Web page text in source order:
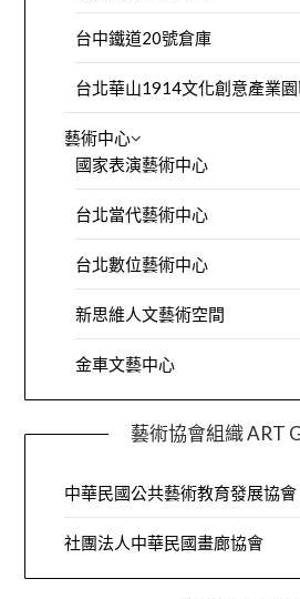
台中鐵道20號倉庫
台北華山1914文化創意產業園
藝術中心
國家表演藝術中心
台北當代藝術中心
台北數位藝術中心
新思維人文藝術空間
金車文藝中心
藝術協會組織 ART
中華民國公共藝術教育發展協會
社團法人中華民國畫廊協會